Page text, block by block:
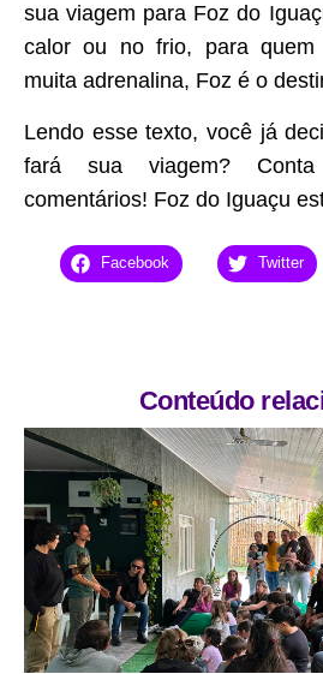
sua viagem para Foz do
calor ou no frio, para quem
muita adrenalina, Foz é o
Lendo esse texto, você já
fará sua viagem?
comentários! Foz do Iguaçu
Facebook Twitter
Conteúdo